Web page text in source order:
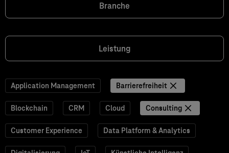
Branche
Leistung
Application Management Barrierefreiheit
Blockchain CRM Cloud Consulting
Customer Experience Data Platform & Analytics